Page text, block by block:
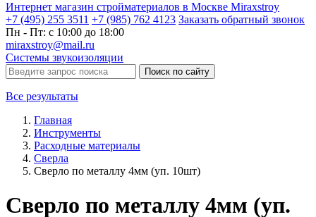
Интернет магазин стройматериалов в Москве Miraxstroy
+7 (495) 255 3511 +7 (985) 762 4123 Заказать обратный звонок
Пн - Пт: с 10:00 до 18:00
miraxstroy@mail.ru
Системы звукоизоляции
Поиск по сайту
Все результаты
Главная
Инструменты
Расходные материалы
Сверла
Сверло по металлу 4мм (уп. 10шт)
Сверло по металлу 4мм (уп.